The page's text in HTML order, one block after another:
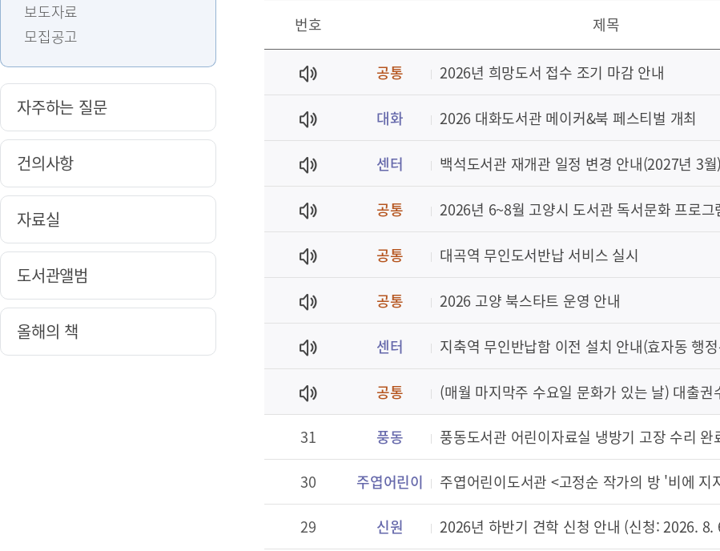
보도자료
모집공고
자주하는 질문
건의사항
자료실
도서관앨범
올해의 책
번호 제목
공통 2026년 희망도서 접수 조기 마감 안내
대화 2026 대화도서관 메이커&북 페스티벌 개최
센터 백석도서관 재개관 일정 변경 안내(2027년 3월)
공통 2026년 6~8월 고양시 도서관 독서문화 프로그
공통 대곡역 무인도서반납 서비스 실시
공통 2026 고양 북스타트 운영 안내
센터 지축역 무인반납함 이전 설치 안내(효자동 행
공통 (매월 마지막주 수요일 문화가 있는 날) 대출권
31 풍동 풍동도서관 어린이자료실 냉방기 고장 수리 완
30 주엽어린이 주엽어린이도서관 <고정순 작가의 방 '비에 지
29 신원 2026년 하반기 견학 신청 안내 (신청: 2026. 8.